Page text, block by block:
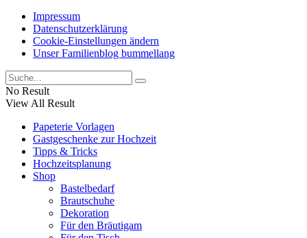
Impressum
Datenschutzerklärung
Cookie-Einstellungen ändern
Unser Familienblog bummellang
No Result
View All Result
Papeterie Vorlagen
Gastgeschenke zur Hochzeit
Tipps & Tricks
Hochzeitsplanung
Shop
Bastelbedarf
Brautschuhe
Dekoration
Für den Bräutigam